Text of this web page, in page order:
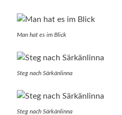
Man hat es im Blick
Steg nach Särkänlinna
Steg nach Särkänlinna